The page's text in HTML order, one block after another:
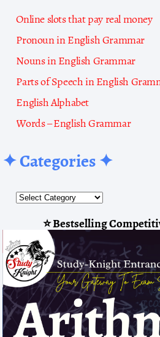
Online slots that pay real money
Pronoun in English Grammar
Nouns in English Grammar
Parts of Speech in English
English Alphabet
Words – English Grammar
✦ Categories ✦
⭐ Bestselling